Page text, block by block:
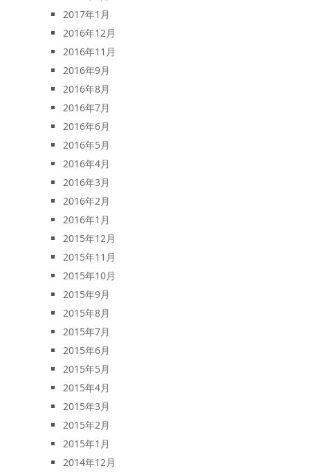
2017年1月
2016年12月
2016年11月
2016年9月
2016年8月
2016年7月
2016年6月
2016年5月
2016年4月
2016年3月
2016年2月
2016年1月
2015年12月
2015年11月
2015年10月
2015年9月
2015年8月
2015年7月
2015年6月
2015年5月
2015年4月
2015年3月
2015年2月
2015年1月
2014年12月